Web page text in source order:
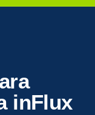
inFlux